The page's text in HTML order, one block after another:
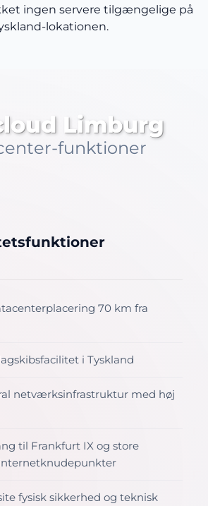
ingen servere tilgængelige på
lokationen.
Limburg
funktioner
70 km fra
i Tyskland
netværksinfrastruktur med høj
til Frankfurt IX og store
fysisk sikkerhed og teknisk